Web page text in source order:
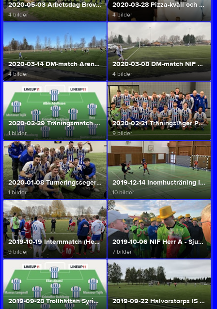
2020-05-03 Arbetsdag Brovallen (Herr A/U)
4 bilder
2020-03-28 Pizza-kväll och FIFA-turnering (Herr A/U)
4 bilder
2020-03-14 DM-match Arentorp/Helås FK - NIF herr A (Herr A/U)
4 bilder
2020-03-08 DM-match NIF Herr A - Örslösa-Söne IK (Herr A/U)
4 bilder
2020-02-29 Träningsmatch Wargöns IK - NIF Herr A (Herr A/U)
1 bilder
2020-02-21 Träningsläger Prioritet Serneke Arena (Herr A/U)
9 bilder
2020-01-08 Turneringsseger Varaallianssen (Herr A/U)
1 bilder
2019-12-14 Inomhusträning Idrottshallen (Herr A/U)
10 bilder
2019-10-19 Internmatch (Herr A/U)
9 bilder
2019-10-06 NIF Herr A - Sjuntorps IF (Herr A/U)
7 bilder
2019-09-28 Trollhättan Syrianska FK - NIF Herr A (Herr A/U) 2019-09-22 Halvorstorps IS - NIF Herr A (Herr A/U)